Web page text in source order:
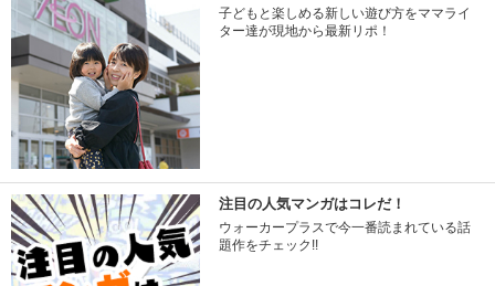
子どもと楽しめる新しい遊び方をママライ
ター達が現地から最新リポ！
注目の人気マンガはコレだ！
ウォーカープラスで今一番読まれている話
題作をチェック!!